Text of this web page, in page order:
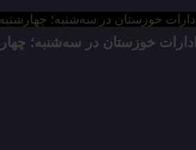
خوزستان در سه‌شنبه؛